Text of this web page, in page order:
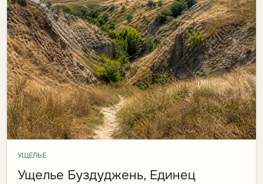
УЩЕЛЬЕ
Ущелье Буздуджень, Единец